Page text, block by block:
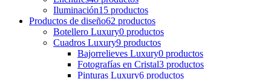
Iluminación15 productos
Productos de diseño62 productos
Botellero Luxury0 productos
Cuadros Luxury9 productos
Bajorrelieves Luxury0 productos
Fotografías en Cristal3 productos
Pinturas Luxury6 productos